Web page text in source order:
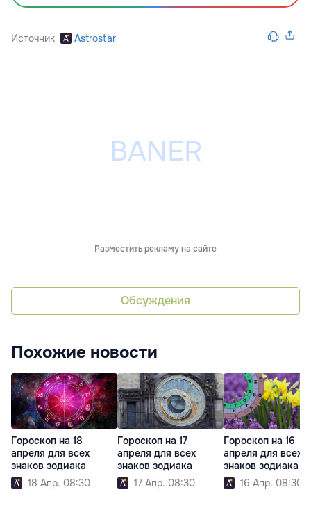
Источник Astrostar
Разместить рекламу на сайте
Обсуждения
Похожие новости
Гороскоп на 18
апреля для всех
знаков зодиака
18 Апр. 08:30
Гороскоп на 17
апреля для всех
знаков зодиака
17 Апр. 08:30
Гороскоп на 16
апреля для всех
знаков зодиака
16 Апр. 08:30